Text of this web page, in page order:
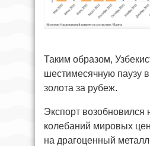
Таким образом,
шестимесячную паузу
золота за рубеж.
Экспорт возобновился
колебаний мировых цен
на драгоценный